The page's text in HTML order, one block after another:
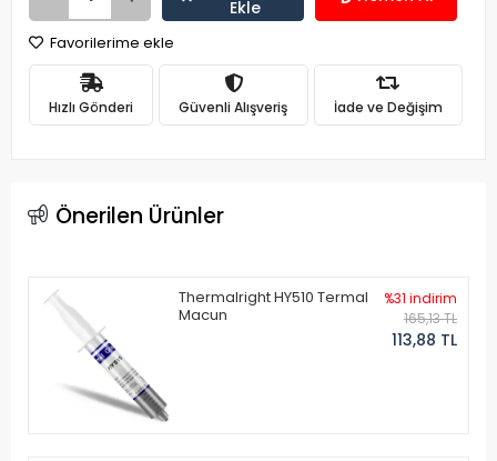
Ekle
Favorilerime ekle
Hızlı Gönderi Güvenli Alışveriş İade ve Değişim
Önerilen Ürünler
Thermalright HY510 Termal
Macun
%31 indirim
165,13 TL
113,88 TL